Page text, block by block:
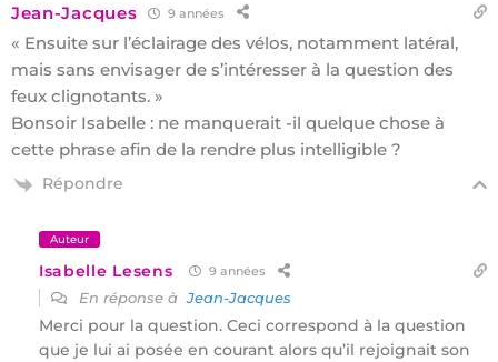
Jean-Jacques 9 années
« Ensuite sur l’éclairage des vélos, notamment latéral,
mais sans envisager de s’intéresser à la question des
feux clignotants. »
Bonsoir Isabelle : ne manquerait -il quelque chose à
cette phrase afin de la rendre plus intelligible ?
Répondre
Auteur
Isabelle Lesens 9 années
En réponse àJean-Jacques
Merci pour la question. Ceci correspond à la question
que je lui ai posée en courant alors qu’il rejoignait son